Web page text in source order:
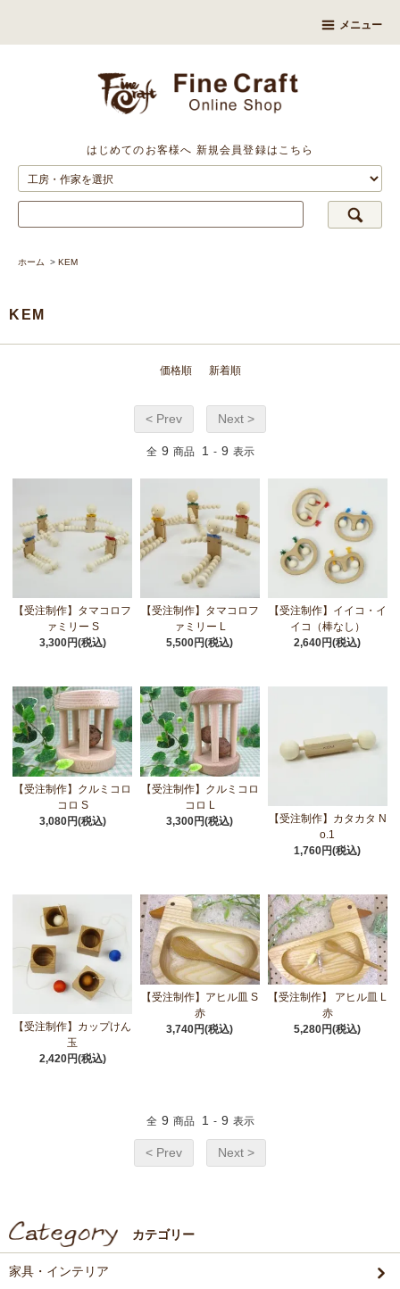
メニュー
はじめてのお客様へ 新規会員登録はこちら
ホーム > KEM
KEM
価格順 新着順
< Prev Next >
全 9 商品 1 - 9 表示
【受注制作】タマコロフ
ァミリー S
3,300円(税込)
【受注制作】タマコロフ
ァミリー L
5,500円(税込)
【受注制作】イイコ・イ
イコ（棒なし）
2,640円(税込)
【受注制作】クルミコロ
コロ S
3,080円(税込)
【受注制作】クルミコロ
コロ L
3,300円(税込)
【受注制作】カタカタ N
o.1
1,760円(税込)
【受注制作】カップけん
玉
2,420円(税込)
【受注制作】アヒル皿 S
赤
3,740円(税込)
【受注制作】 アヒル皿 L
赤
5,280円(税込)
全 9 商品 1 - 9 表示
< Prev Next >
カテゴリー
家具・インテリア